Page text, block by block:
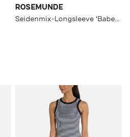
ROSEMUNDE
Seidenmix-Longsleeve 'Babette' hellblau